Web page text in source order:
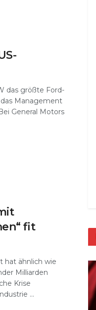
das größte Ford-
Management
General Motors
fit
hat ähnlich wie
Milliarden
Krise
...